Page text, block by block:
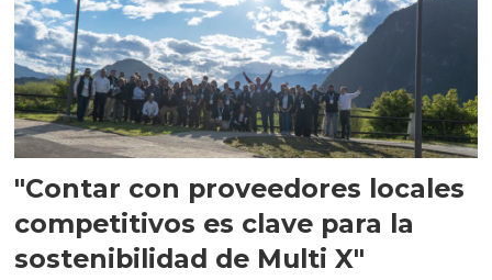
"Contar con proveedores locales
competitivos es clave para la
sostenibilidad de Multi X"